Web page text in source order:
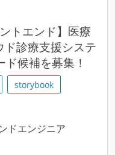
トエンド】医療
診療支援システ
ド候補を募集！
storybook
ドエンジニア